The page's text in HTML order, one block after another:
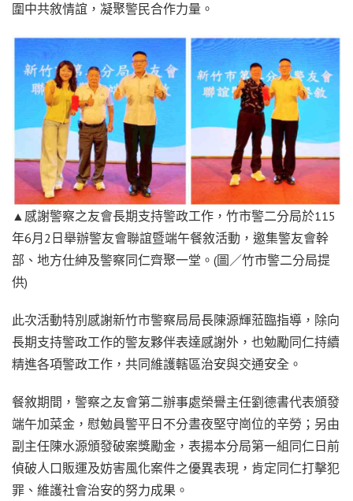
圍中共敘情誼，凝聚警民合作力量。
▲感謝警察之友會長期支持警政工作，竹市警二分局於115
年6月2日舉辦警友會聯誼暨端午餐敘活動，邀集警友會幹
部、地方仕紳及警察同仁齊聚一堂。(圖／竹市警二分局提
供)
此次活動特別感謝新竹市警察局局長陳源輝蒞臨指導，除向
長期支持警政工作的警友夥伴表達感謝外，也勉勵同仁持續
精進各項警政工作，共同維護轄區治安與交通安全。
餐敘期間，警察之友會第二辦事處榮譽主任劉德書代表頒發
端午加菜金，慰勉員警平日不分晝夜堅守崗位的辛勞；另由
副主任陳水源頒發破案獎勵金，表揚本分局第一組同仁日前
偵破人口販運及妨害風化案件之優異表現，肯定同仁打擊犯
罪、維護社會治安的努力成果。